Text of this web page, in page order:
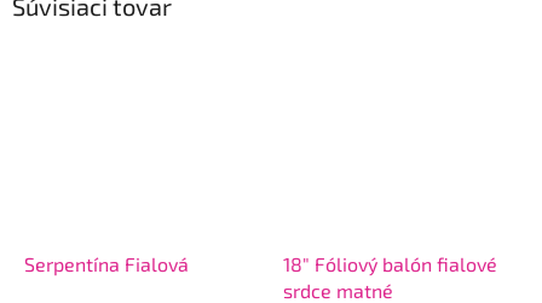
Súvisiaci tovar
Serpentína Fialová
18" Fóliový balón fialové
srdce matné